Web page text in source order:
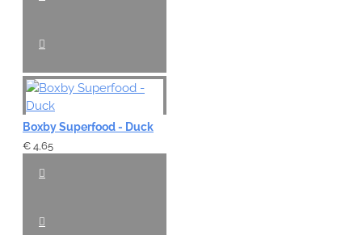
Boxby Superfood - Duck
€ 4,65